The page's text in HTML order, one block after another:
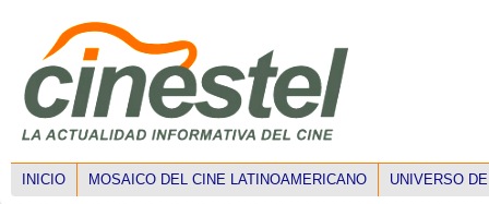
INICIO MOSAICO DEL CINE LATINOAMERICANO UNIVERSO